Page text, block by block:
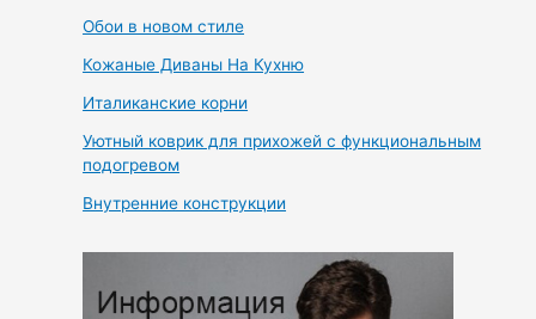
Обои в новом стиле
Кожаные Диваны На Кухню
Италиканские корни
Уютный коврик для прихожей с функциональным
подогревом
Внутренние конструкции